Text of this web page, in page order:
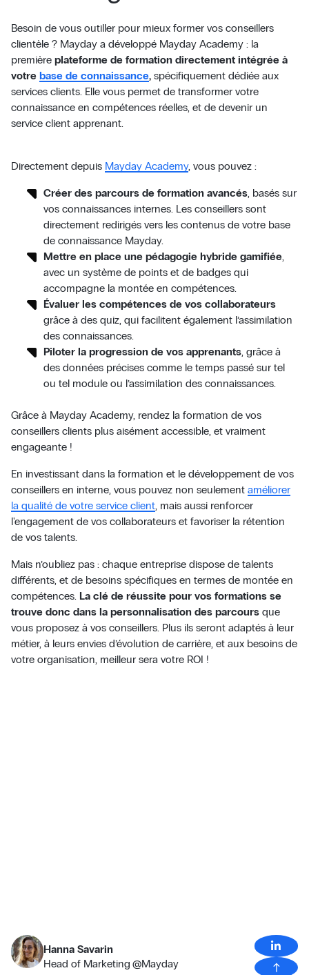
Besoin de vous outiller pour mieux former vos conseillers
clientèle ? Mayday a développé Mayday Academy : la
première plateforme de formation directement intégrée à
votre base de connaissance,spécifiquement dédiée aux
services clients. Elle vous permet de transformer votre
connaissance en compétences réelles, et de devenir un
service client apprenant.
Directement depuis Mayday Academy, vous pouvez :
Créer des parcours de formation avancés, basés sur
vos connaissances internes. Les conseillers sont
directement redirigés vers les contenus de votre base
de connaissance Mayday.
Mettre en place une pédagogie hybride gamifiée,
avec un système de points et de badges qui
accompagne la montée en compétences.
Évaluer les compétences de vos collaborateurs
grâce à des quiz, qui facilitent également l’assimilation
des connaissances.
Piloter la progression de vos apprenants, grâce à
des données précises comme le temps passé sur tel
ou tel module ou l’assimilation des connaissances.
Grâce à Mayday Academy, rendez la formation de vos
conseillers clients plus aisément accessible, et vraiment
engageante !
En investissant dans la formation et le développement de vos
conseillers en interne, vous pouvez non seulement améliorer
la qualité de votre service client, mais aussi renforcer
l'engagement de vos collaborateurs et favoriser la rétention
de vos talents.
Mais n’oubliez pas : chaque entreprise dispose de talents
différents, et de besoins spécifiques en termes de montée en
compétences. La clé de réussite pour vos formations se
trouve donc dans la personnalisation des parcours que
vous proposez à vos conseillers. Plus ils seront adaptés à leur
métier, à leurs envies d’évolution de carrière, et aux besoins de
votre organisation, meilleur sera votre ROI !
Hanna Savarin
Head of Marketing @Mayday north